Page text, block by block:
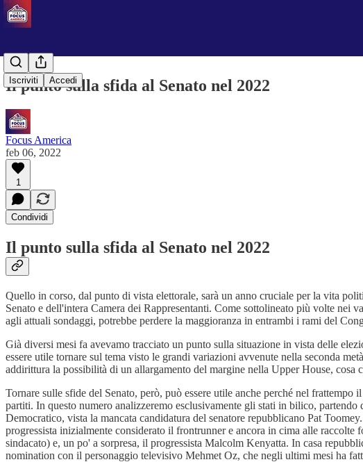
Iscriviti Accedi
Il punto sulla sfida al Senato nel 2022
Focus America
feb 06, 2022
1
Condividi
Il punto sulla sfida al Senato nel 2022
Quello in corso, dal punto di vista elettorale, sarà un anno cruciale per la vita
Senato e dell'intera Camera dei Rappresentanti. Come sottolineato più volte nei
agli attuali sondaggi, potrebbe perdere la maggioranza in entrambi i rami del
Già diversi mesi fa avevamo tracciato un punto sulla situazione in vista delle
essere utile tornare sul tema visto le grandi variazioni avvenute nella seconda
addirittura la possibilità di un allargamento del margine nella Upper House, cosa
Tornare sulle sfide del Senato, però, può essere utile anche perché nel
partiti. In questo numero analizzeremo esclusivamente gli stati in bilico,
Democratico, vista la mancata candidatura del senatore repubblicano Pat
progressista inizialmente considerato il frontrunner e ancora in cima alle
sindacato) e, un po' a sorpresa, il progressista Malcolm Kenyatta. In casa
nomination con il personaggio televisivo Mehmet Oz, che negli ultimi mesi ha